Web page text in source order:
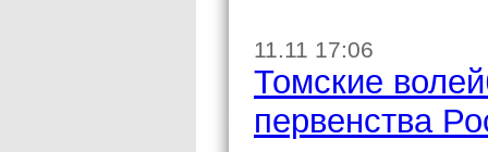
11.11 17:06
Томские
первенства